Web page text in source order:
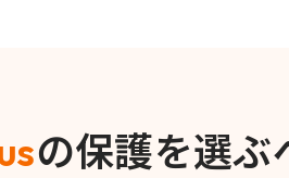
の保護を選ぶ